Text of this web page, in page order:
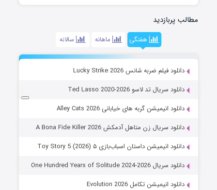
مطالب پربازدید
هفتگی ماهانه سالانه
دانلود فیلم ضربه شانس Lucky Strike 2026
دانلود سریال تد لاسو Ted Lasso 2020-2026
دانلود انیمیشن گربه های خیابانی Alley Cats 2026
دانلود سریال زن متاهل آدمکش A Bona Fide Killer 2026
دانلود انیمیشن داستان اسباب‌بازی ۵ Toy Story 5 (2026)
دانلود سریال One Hundred Years of Solitude 2024-2026
دانلود انیمیشن تکامل Evolution 2026